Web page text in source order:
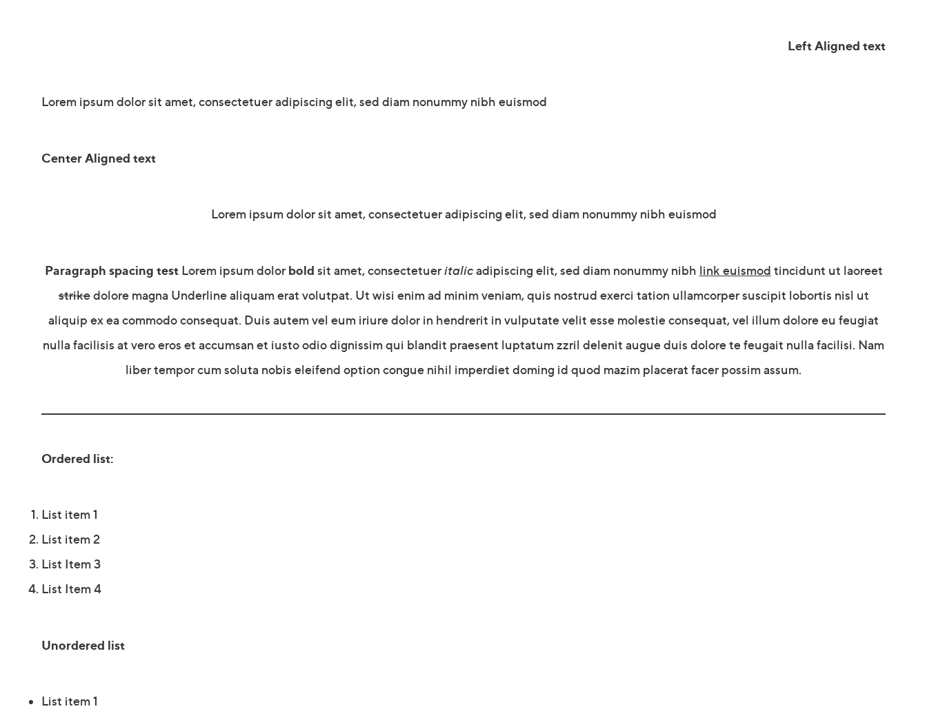
Left Aligned text
Lorem ipsum dolor sit amet, consectetuer adipiscing elit, sed diam nonummy nibh euismod
Center Aligned text
Lorem ipsum dolor sit amet, consectetuer adipiscing elit, sed diam nonummy nibh euismod
Paragraph spacing testLorem ipsum dolor bold sit amet, consectetueritalicadipiscing elit, sed diam nonummy nibh link euismod tincidunt ut laoreet
strikedolore magna Underline aliquam erat volutpat. Ut wisi enim ad minim veniam, quis nostrud exerci tation ullamcorper suscipit lobortis nisl ut
aliquip ex ea commodo consequat. Duis autem vel eum iriure dolor in hendrerit in vulputate velit esse molestie consequat, vel illum dolore eu feugiat
nulla facilisis at vero eros et accumsan et iusto odio dignissim qui blandit praesent luptatum zzril delenit augue duis dolore te feugait nulla facilisi. Nam
liber tempor cum soluta nobis eleifend option congue nihil imperdiet doming id quod mazim placerat facer possim assum.
Ordered list:
List item 1
List item 2
List Item 3
List Item 4
Unordered list
List item 1